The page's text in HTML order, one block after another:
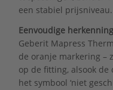
een stabiel prijsniveau.
Eenvoudige herkenning
Geberit Mapress
de oranje markering –
op de fitting, alsook
het symbool ‘niet